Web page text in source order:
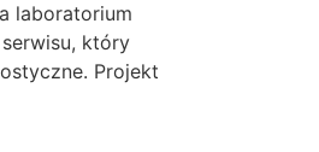
laboratorium
który
Projekt